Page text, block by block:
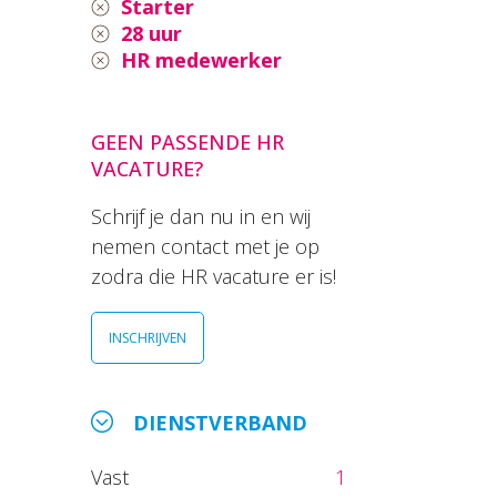
Starter
28 uur
HR medewerker
GEEN PASSENDE HR
VACATURE?
Schrijf je dan nu in en wij
nemen contact met je op
zodra die HR vacature er is!
INSCHRIJVEN
DIENSTVERBAND
Vast 1